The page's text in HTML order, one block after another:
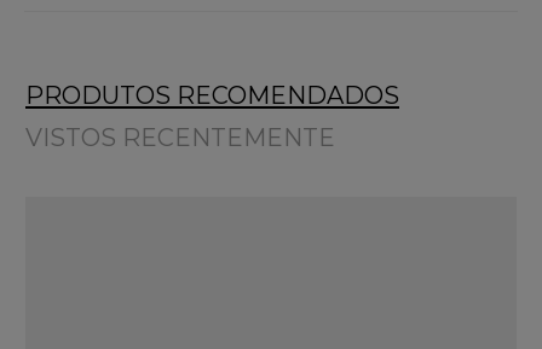
PRODUTOS RECOMENDADOS
VISTOS RECENTEMENTE